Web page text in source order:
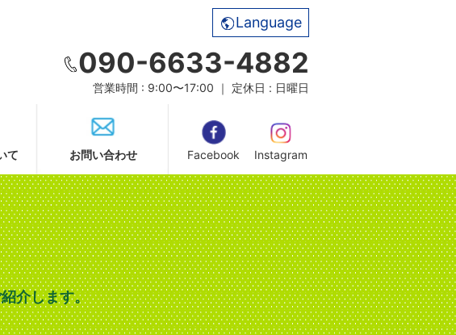
Language
090-6633-4882
営業時間 : 9:00〜17:00 ｜ 定休日 : 日曜日
て お問い合わせ Facebook Instagram
介します。